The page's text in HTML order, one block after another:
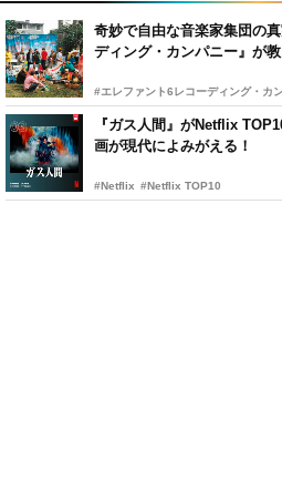
奇妙で自由な音楽家集団の
ディング・カンパニー』が
#エレファント6レコーディング・カ
『ガス人間』がNetflix
画が現代によみがえる！
#Netflix #Netflix TOP10